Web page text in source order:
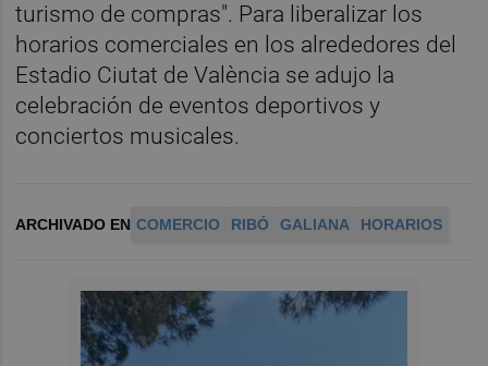
turismo de compras". Para liberalizar los
horarios comerciales en los alrededores del
Estadio Ciutat de València se adujo la
celebración de eventos deportivos y
conciertos musicales.
ARCHIVADO EN COMERCIO RIBÓ GALIANA HORARIOS